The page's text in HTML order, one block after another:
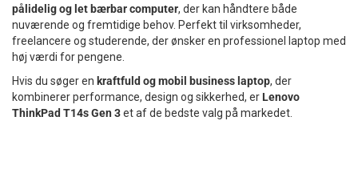
pålidelig og let bærbar computer, der kan håndtere både
nuværende og fremtidige behov. Perfekt til virksomheder,
freelancere og studerende, der ønsker en professionel laptop med
høj værdi for pengene.
Hvis du søger en kraftfuld og mobil business laptop, der
kombinerer performance, design og sikkerhed, er Lenovo
ThinkPad T14s Gen 3et af de bedste valg på markedet.